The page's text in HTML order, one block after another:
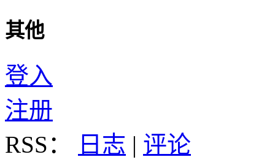
其他
登入
注册
RSS：
日志 | 评论